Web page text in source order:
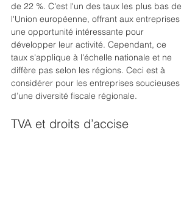
de 22 %. C'est l'un des taux les plus bas de
l'Union européenne, offrant aux entreprises
une opportunité intéressante pour
développer leur activité. Cependant, ce
taux s'applique à l'échelle nationale et ne
diffère pas selon les régions. Ceci est à
considérer pour les entreprises soucieuses
d’une diversité fiscale régionale.
TVA et droits d’accise